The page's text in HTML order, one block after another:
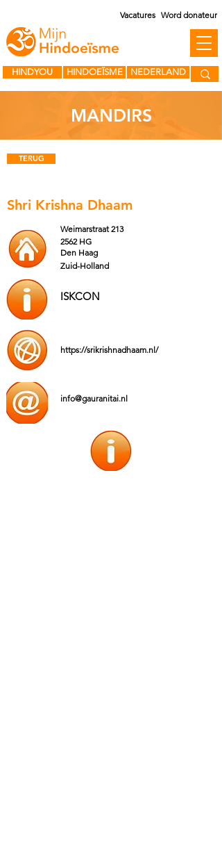
HINDOEÏSME
HINDYOU NEDERLAND
Vacatures Word donateur
MANDIRS
TERUG
Shri Krishna Dhaam
Weimarstraat 213
Den Haag
2562 HG
Zuid-Holland
ISKCON
https://srikrishnadhaam.nl/
info@gauranitai.nl